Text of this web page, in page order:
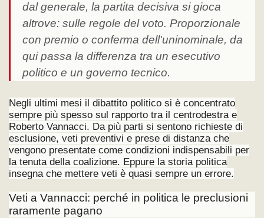
dal generale, la partita decisiva si gioca
altrove: sulle regole del voto. Proporzionale
con premio o conferma dell'uninominale, da
qui passa la differenza tra un esecutivo
politico e un governo tecnico.
Negli ultimi mesi il dibattito politico si è concentrato
sempre più spesso sul rapporto tra il centrodestra e
Roberto Vannacci. Da più parti si sentono richieste di
esclusione, veti preventivi e prese di distanza che
vengono presentate come condizioni indispensabili per
la tenuta della coalizione. Eppure la storia politica
insegna che mettere veti è quasi sempre un errore.
Veti a Vannacci: perché in politica le preclusioni
raramente pagano